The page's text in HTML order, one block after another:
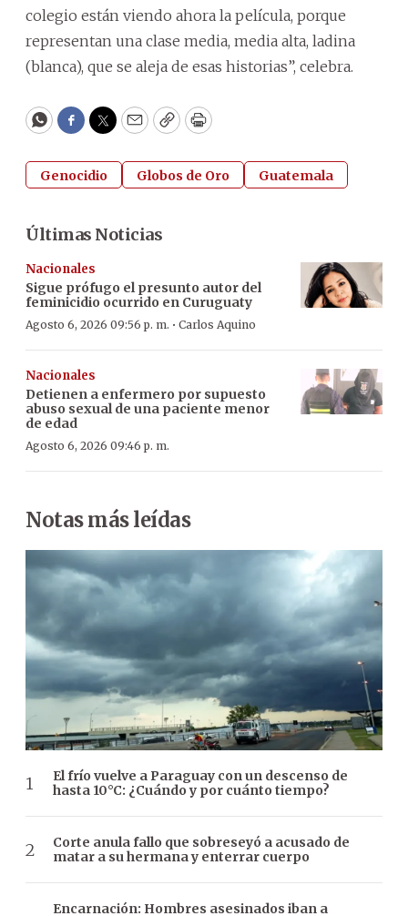
colegio están viendo ahora la película, porque
representan una clase media, media alta, ladina
(blanca), que se aleja de esas historias”, celebra.
WhatsApp
Facebook
Twitter
EmailCopyPrint
Genocidio Globos de Oro Guatemala
Últimas Noticias
Nacionales
Sigue prófugo el presunto autor del
feminicidio ocurrido en Curuguaty
Agosto 6, 2026 09:56 p. m. · Carlos Aquino
Nacionales
Detienen a enfermero por supuesto
abuso sexual de una paciente menor
de edad
Agosto 6, 2026 09:46 p. m.
Notas más leídas
El frío vuelve a Paraguay con un descenso de
hasta 10°C: ¿Cuándo y por cuánto tiempo?
Corte anula fallo que sobreseyó a acusado de
matar a su hermana y enterrar cuerpo
Encarnación: Hombres asesinados iban a